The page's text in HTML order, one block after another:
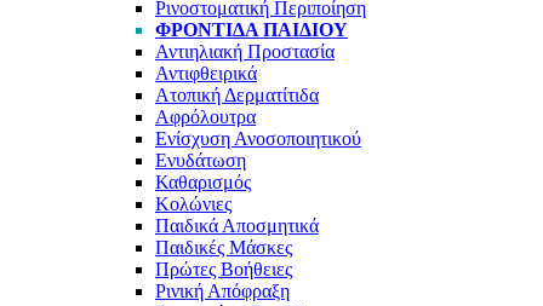
Ρινοστοματική Περιποίηση
ΦΡΟΝΤΊΔΑ ΠΑΙΔΙΟΎ
Αντιηλιακή Προστασία
Αντιφθειρικά
Ατοπική Δερματίτιδα
Αφρόλουτρα
Ενίσχυση Ανοσοποιητικού
Ενυδάτωση
Καθαρισμός
Κολώνιες
Παιδικά Αποσμητικά
Παιδικές Μάσκες
Πρώτες Βοήθειες
Ρινική Απόφραξη